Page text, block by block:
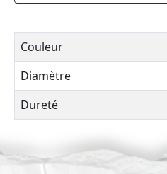
Couleur
Diamètre
Dureté